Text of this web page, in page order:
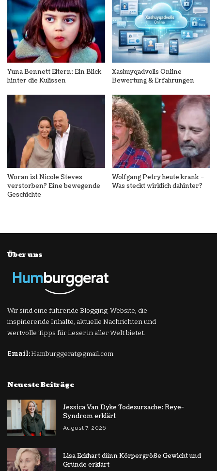
Yuna Bennett Eltern: Ein Blick
hinter die Kulissen
Xashuyqadvolls Online
Bewertung & Erfahrungen
Woran ist Nicole Steves
verstorben? Eine bewegende
Geschichte
Wolfgang Petry heute krank –
Was steckt wirklich dahinter?
Über uns
Wir sind eine führende Blogging-Website, die
inspirierende Inhalte, aktuelle Nachrichten und
wertvolle Tipps für Leser in aller Welt bietet.
Email:Hamburggerat@gmail.com
Neueste Beiträge
Jessica Van Dyke Todesursache: Reye-
Syndrom erklärt
August 7, 2026
Lisa Eckhart dünn Körpergröße Gewicht und
Gründe erklärt